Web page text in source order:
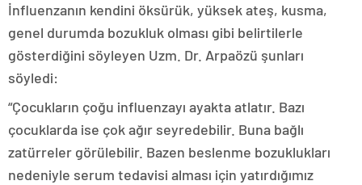
İnfluenzanın kendini öksürük, yüksek ateş, kusma,
genel durumda bozukluk olması gibi belirtilerle
gösterdiğini söyleyen Uzm. Dr. Arpaözü şunları
söyledi:
“Çocukların çoğu influenzayı ayakta atlatır. Bazı
çocuklarda ise çok ağır seyredebilir. Buna bağlı
zatürreler görülebilir. Bazen beslenme bozuklukları
nedeniyle serum tedavisi alması için yatırdığımız